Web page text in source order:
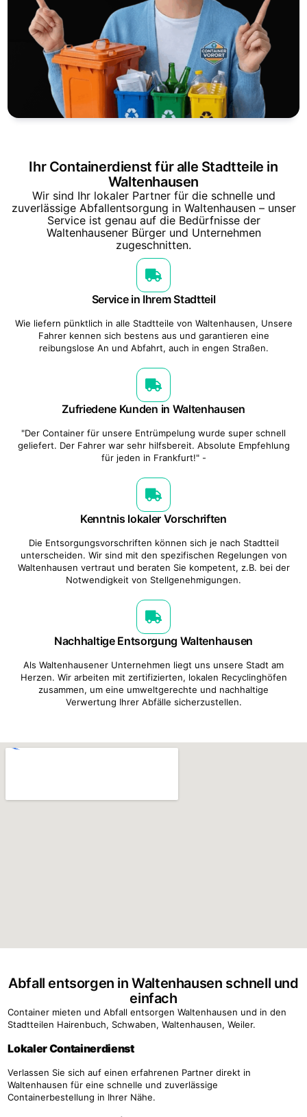
Ihr Containerdienst für alle Stadtteile in
Waltenhausen
Wir sind Ihr lokaler Partner für die schnelle und
zuverlässige Abfallentsorgung in Waltenhausen – unser
Service ist genau auf die Bedürfnisse der
Waltenhausener Bürger und Unternehmen
zugeschnitten.
Service in Ihrem Stadtteil
Wie liefern pünktlich in alle Stadtteile von Waltenhausen, Unsere
Fahrer kennen sich bestens aus und garantieren eine
reibungslose An und Abfahrt, auch in engen Straßen.
Zufriedene Kunden in Waltenhausen
"Der Container für unsere Entrümpelung wurde super schnell
geliefert. Der Fahrer war sehr hilfsbereit. Absolute Empfehlung
für jeden in Frankfurt!" -
Kenntnis lokaler Vorschriften
Die Entsorgungsvorschriften können sich je nach Stadtteil
unterscheiden. Wir sind mit den spezifischen Regelungen von
Waltenhausen vertraut und beraten Sie kompetent, z.B. bei der
Notwendigkeit von Stellgenehmigungen.
Nachhaltige Entsorgung Waltenhausen
Als Waltenhausener Unternehmen liegt uns unsere Stadt am
Herzen. Wir arbeiten mit zertifizierten, lokalen Recyclinghöfen
zusammen, um eine umweltgerechte und nachhaltige
Verwertung Ihrer Abfälle sicherzustellen.
Abfall entsorgen in Waltenhausen schnell und
einfach
Container mieten und Abfall entsorgen Waltenhausen und in den
Stadtteilen Hairenbuch, Schwaben, Waltenhausen, Weiler.
Lokaler Containerdienst
Verlassen Sie sich auf einen erfahrenen Partner direkt in
Waltenhausen für eine schnelle und zuverlässige
Containerbestellung in Ihrer Nähe.